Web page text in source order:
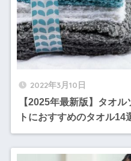
2022年3月10日
【2025年最新版】タオ
トにおすすめのタオル14